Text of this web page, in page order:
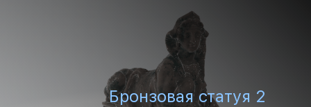
Бронзовая статуя 2